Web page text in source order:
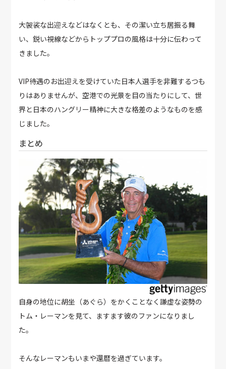
大袈裟な出迎えなどはなくとも、その潔い立ち居振る舞
い、鋭い視線などからトッププロの風格は十分に伝わって
きました。
VIP待遇のお出迎えを受けていた日本人選手を非難するつも
りはありませんが、空港での光景を目の当たりにして、世
界と日本のハングリー精神に大きな格差のようなものを感
じました。
まとめ
自身の地位に胡坐（あぐら）をかくことなく謙虚な姿勢の
トム・レーマンを見て、ますます彼のファンになりまし
た。
そんなレーマンもいまや還暦を過ぎています。